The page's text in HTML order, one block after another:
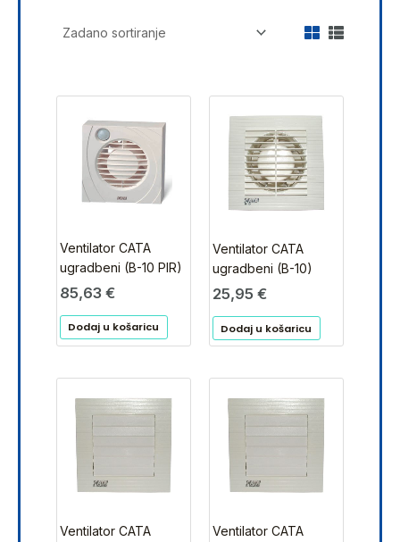
Ventilator CATA
ugradbeni (B-10 PIR)
85,63 €
Dodaj u košaricu
Ventilator CATA
ugradbeni (B-10)
25,95 €
Dodaj u košaricu
Ventilator CATA
Ventilator CATA